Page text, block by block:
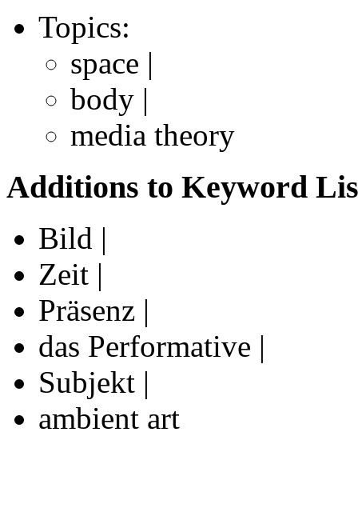
Topics:
space |
body |
media theory
Additions to Keyword
Bild |
Zeit |
Präsenz |
das Performative |
Subjekt |
ambient art